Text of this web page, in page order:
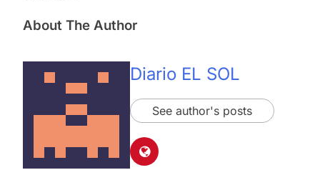
About The Author
Diario EL SOL
See author's posts